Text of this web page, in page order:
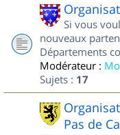
Si vous
nouveaux
Départements
Modérateur :
Sujets : 17
Pas de